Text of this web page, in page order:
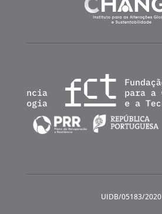
UIDB/05183/2020